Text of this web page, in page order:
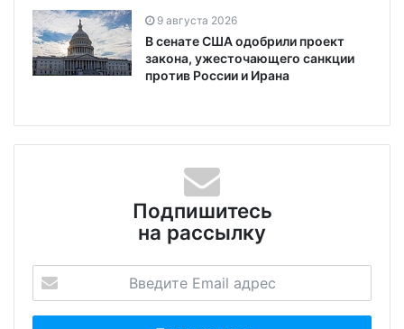
9 августа 2026
В сенате США одобрили проект
закона, ужесточающего санкции
против России и Ирана
Подпишитесь
на рассылку